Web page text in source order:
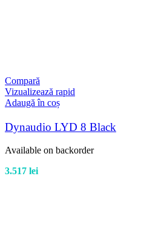
Compară
Vizualizează rapid
Adaugă în coș
Dynaudio LYD 8 Black
Available on backorder
3.517 lei